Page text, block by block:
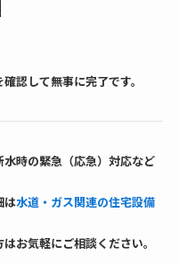
認して無事に完了です。
時の緊急（応急）対応など
は水道・ガス関連の住宅設備
お気軽にご相談ください。